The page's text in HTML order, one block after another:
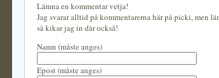
Lämna en kommentar vetja!
Jag svarar alltid på kommentarerna här på picki, men
så kikar jag in där också!
Namn (måste anges)
Epost (måste anges)